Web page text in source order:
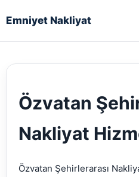
Emniyet Nakliyat
Özvatan
Nakliyat
Özvatan Şehirlerarası